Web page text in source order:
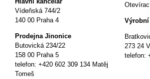
Výrobní
273 24
telefon:
Vídeňská 744/2
140 00 Praha 4
Prodejna Jinonice
Butovická 234/22
158 00 Praha 5
telefon: +420 602 309 134 Matěj
Tomeš